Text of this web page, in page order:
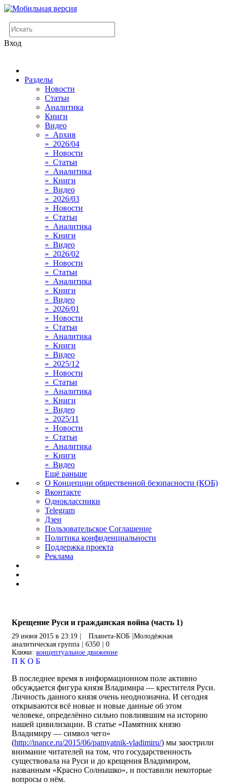
Вход
Разделы
Новости
Статьи
Аналитика
Книги
Видео
» Архив
» 2026/04
» Новости
» Статьи
» Аналитика
» Книги
» Видео
» 2026/03
» Новости
» Статьи
» Аналитика
» Книги
» Видео
» 2026/02
» Новости
» Статьи
» Аналитика
» Книги
» Видео
» 2026/01
» Новости
» Статьи
» Аналитика
» Книги
» Видео
» 2025/12
» Новости
» Статьи
» Аналитика
» Книги
» Видео
» 2025/11
» Новости
» Статьи
» Аналитика
» Книги
» Видео
Ещё раньше
О Концепции общественной безопасности (КОБ)
Вконтакте
Одноклассники
Telegram
Дзен
Пользовательское Соглашение
Политика конфиденциальности
Поддержка проекта
Реклама
Крещение Руси и гражданская война (часть 1)
29 июня 2015 в 23:19 Планета-КОБ Молодёжная
аналитическая группа
6350
0
Ключи: концептуальное движение
П К О Б
В последнее время в информационном поле активно
обсуждается фигура князя Владимира — крестителя Руси.
Личность данного князя очень неоднозначна. И сегодня
открываются всё новые и новые данные об этом
человеке, определённо сильно повлиявшим на историю
нашей цивилизации. В статье «Памятник князю
Владимиру — символ чего»
(http://inance.ru/2015/06/pamyatnik-vladimiru/) мы заострили
внимание читателей на том, что государственность
существовала на Руси и до крещения Владимиром,
названным «Красно Солнышко», и поставили некоторые
вопросы о нём.